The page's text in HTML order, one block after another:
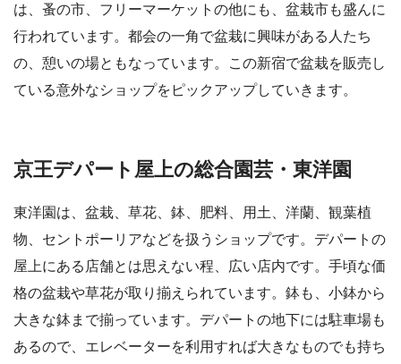
は、蚤の市、フリーマーケットの他にも、盆栽市も盛んに
行われています。都会の一角で盆栽に興味がある人たち
の、憩いの場ともなっています。この新宿で盆栽を販売し
ている意外なショップをピックアップしていきます。
京王デパート屋上の総合園芸・東洋園
東洋園は、盆栽、草花、鉢、肥料、用土、洋蘭、観葉植
物、セントポーリアなどを扱うショップです。デパートの
屋上にある店舗とは思えない程、広い店内です。手頃な価
格の盆栽や草花が取り揃えられています。鉢も、小鉢から
大きな鉢まで揃っています。デパートの地下には駐車場も
あるので、エレベーターを利用すれば大きなものでも持ち